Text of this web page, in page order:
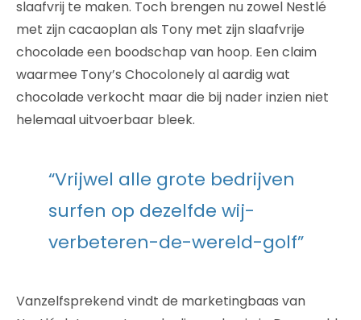
slaafvrij te maken. Toch brengen nu zowel Nestlé
met zijn cacaoplan als Tony met zijn slaafvrije
chocolade een boodschap van hoop. Een claim
waarmee Tony’s Chocolonely al aardig wat
chocolade verkocht maar die bij nader inzien niet
helemaal uitvoerbaar bleek.
“Vrijwel alle grote bedrijven
surfen op dezelfde wij-
verbeteren-de-wereld-golf”
Vanzelfsprekend vindt de marketingbaas van